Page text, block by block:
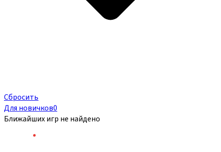
Сбросить
Для новичков0
Ближайших игр не найдено